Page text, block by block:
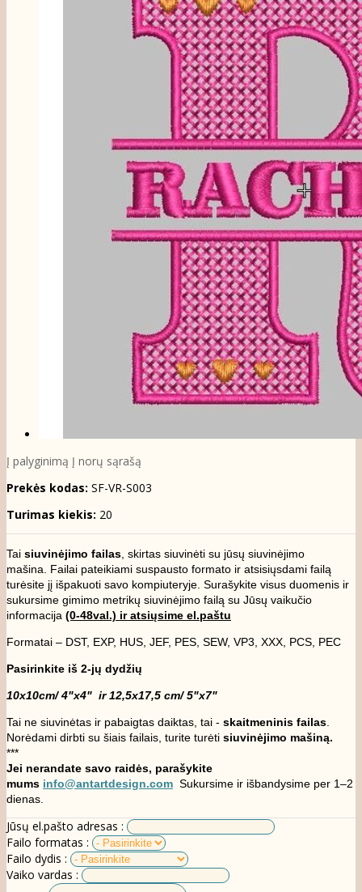
Į palyginimą Į norų sąrašą
Prekės kodas: SF-VR-S003
Turimas kiekis: 20
Tai siuvinėjimo failas , skirtas siuvinėti su jūsų siuvinėjimo
mašina. Failai pateikiami suspausto formato ir atsisiųsdami failą
turėsite jį išpakuoti savo kompiuteryje. Surašykite visus duomenis ir
sukursime gimimo metrikų siuvinėjimo failą su Jūsų vaikučio
informacija (0-48val.) ir atsiųsime el.paštu
Formatai – DST, EXP, HUS, JEF, PES, SEW, VP3, XXX, PCS, PEC
Pasirinkite iš 2-jų dydžių
10x10cm/ 4"x4" ir 12,5x17,5 cm/ 5"x7"
Tai ne siuvinėtas ir pabaigtas daiktas, tai - skaitmeninis failas
Norėdami dirbti su šiais failais, turite turėti siuvinėjimo mašiną.
***
Jei nerandate savo raidės, parašykite
mums info@antartdesign.com Sukursime ir išbandysime per 1–2
dienas.
Jūsų el.pašto adresas :
Failo formatas :
Failo dydis :
Vaiko vardas :